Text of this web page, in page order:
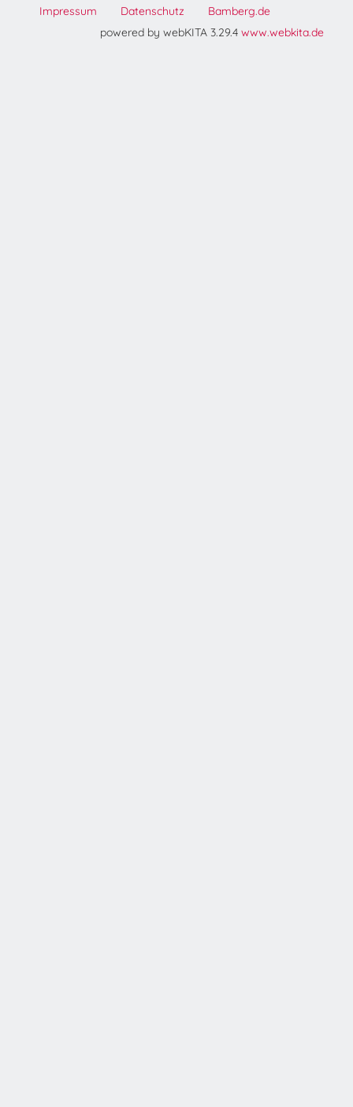
Impressum Datenschutz
Bamberg.de
powered by webKITA 3.29.4 www.webkita.de